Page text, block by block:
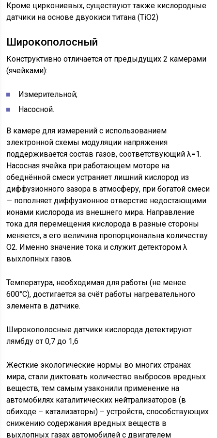
Кроме циркониевых, существуют также кислородные
датчики на основе двуокиси титана (TiO2)
Широкополосный
Конструктивно отличается от предыдущих 2 камерами
(ячейками):
Измерительной;
Насосной.
В камере для измерений с использованием
электронной схемы модуляции напряжения
поддерживается состав газов, соответствующий λ=1.
Насосная ячейка при работающем моторе на
обеднённой смеси устраняет лишний кислород из
диффузионного зазора в атмосферу, при богатой смеси
— пополняет диффузионное отверстие недостающими
ионами кислорода из внешнего мира. Направление
тока для перемещения кислорода в разные стороны
меняется, а его величина пропорциональна количеству
О2. Именно значение тока и служит детектором λ
выхлопных газов.
Температура, необходимая для работы (не менее
600°C), достигается за счёт работы нагревательного
элемента в датчике.
Широкополосные датчики кислорода детектируют
лямбду от 0,7 до 1,6
Жесткие экологические нормы во многих странах
мира, стали диктовать количество выбросов вредных
веществ, тем самым узаконили применение на
автомобилях каталитических нейтрализаторов (в
обиходе – катализаторы) – устройств, способствующих
снижению содержания вредных веществ в
выхлопных газах автомобилей с двигателем